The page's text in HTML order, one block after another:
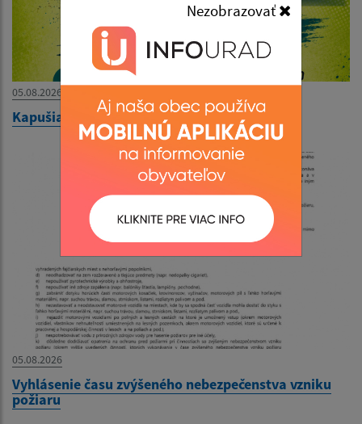
Nezobrazovať
05.08.2026
Kapušianska 5ka
05.08.2026
Vyhlásenie času zvýšeného nebezpečenstva vzniku
požiaru